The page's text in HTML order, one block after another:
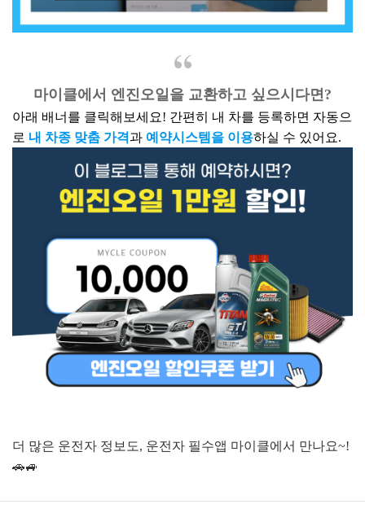
마이클에서 엔진오일을 교환하고 싶으시다면?
아래 배너를 클릭해보세요! 간편히 내 차를 등록하면 자동으
로 내 차종 맞춤 가격과 예약시스템을 이용하실 수 있어요.
더 많은 운전자 정보도, 운전자 필수앱 마이클에서 만나요~!
🚗🚙